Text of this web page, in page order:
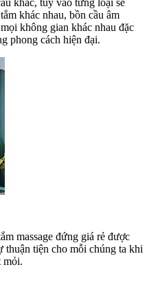
khác, tùy vào từng loại sẽ
khác nhau, bồn cầu âm
không gian khác nhau đặc
phong cách hiện đại.
massage đứng giá rẻ được
thuận tiện cho mỗi chúng ta khi
mỏi.